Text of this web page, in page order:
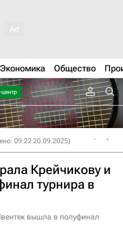
Экономика Общество
09:22 20.09.2025)
Крейчикову и
турнира в
вышла в полуфинал